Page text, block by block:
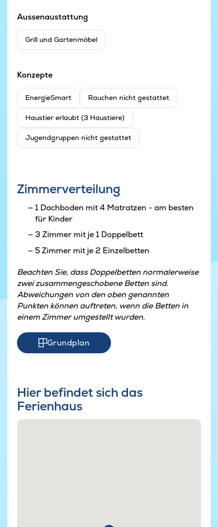
Aussenaustattung
Grill und Gartenmöbel
Konzepte
EnergieSmart Rauchen nicht gestattet
Haustier erlaubt (3 Haustiere)
Jugendgruppen nicht gestattet
Zimmerverteilung
1 Dachboden mit 4 Matratzen - am besten
für Kinder
3 Zimmer mit je 1 Doppelbett
5 Zimmer mit je 2 Einzelbetten
Beachten Sie, dass Doppelbetten normalerweise
zwei zusammengeschobene Betten sind.
Abweichungen von den oben genannten
Punkten können auftreten, wenn die Betten in
einem Zimmer umgestellt wurden.
Grundplan
Hier befindet sich das
Ferienhaus